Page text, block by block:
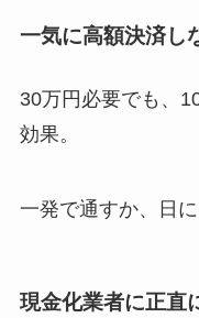
一気に高額決済し
30万円必要でも、
効果。
一発で通すか、日
現金化業者に正直